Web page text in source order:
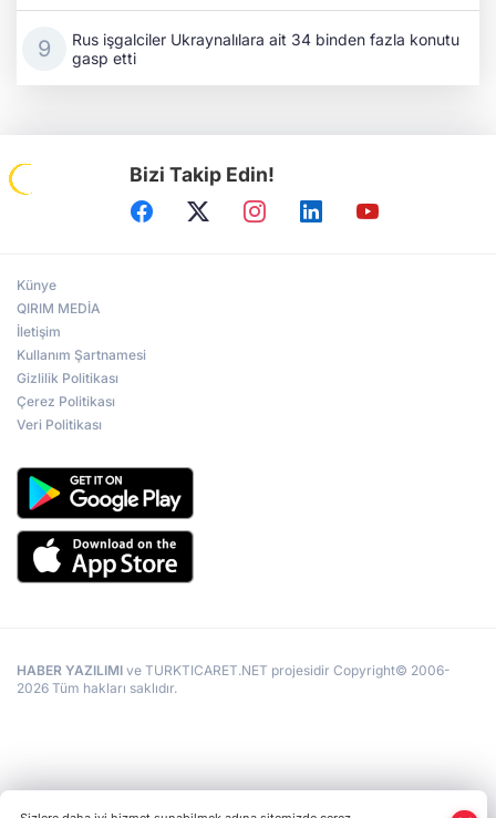
Rus işgalciler Ukraynalılara ait 34 binden fazla konutu
gasp etti
Bizi Takip Edin!
Künye
QIRIM MEDİA
İletişim
Kullanım Şartnamesi
Gizlilik Politikası
Çerez Politikası
Veri Politikası
HABER YAZILIMI ve TURKTICARET.NET projesidir Copyright© 2006-
2026 Tüm hakları saklıdır.